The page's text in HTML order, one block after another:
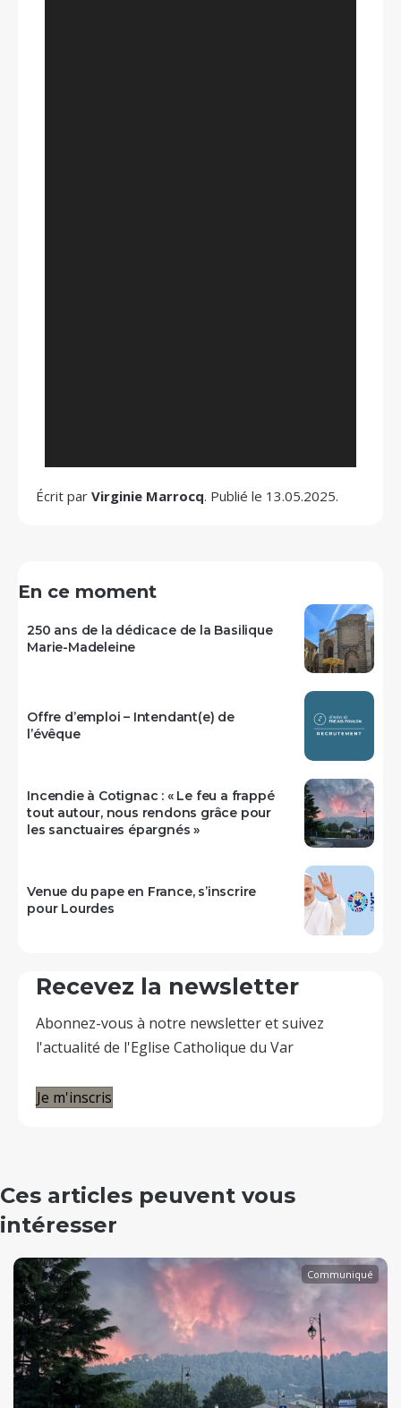
Écrit par Virginie Marrocq. Publié le 13.05.2025.
En ce moment
250 ans de la dédicace de la Basilique
Marie-Madeleine
Offre d’emploi – Intendant(e) de
l’évêque
Incendie à Cotignac : « Le feu a frappé
tout autour, nous rendons grâce pour
les sanctuaires épargnés »
Venue du pape en France, s’inscrire
pour Lourdes
Recevez la newsletter
Abonnez-vous à notre newsletter et suivez
l'actualité de l'Eglise Catholique du Var
Je m'inscris
Ces articles peuvent vous
intéresser
Communiqué